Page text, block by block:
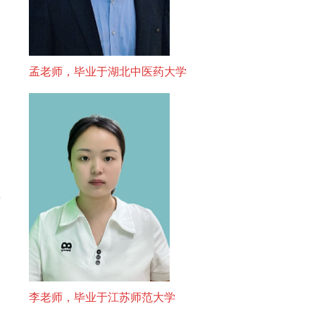
孟老师，毕业于湖北中医药大学
李老师，毕业于江苏师范大学